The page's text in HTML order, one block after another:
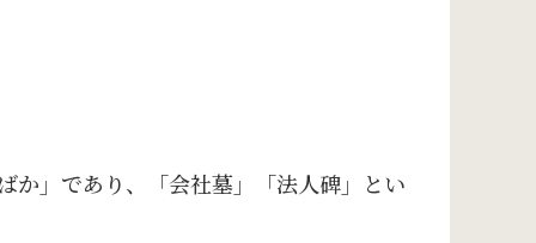
か」であり、「会社墓」「法人碑」とい